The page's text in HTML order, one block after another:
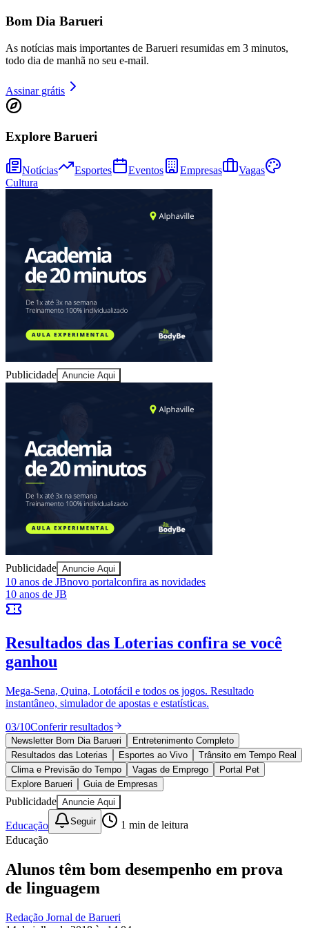
Juventude
Goiás
Bom Dia Barueri
As notícias mais importantes de Barueri resumidas em 3 minutos,
todo dia de manhã no seu e-mail.
Assinar grátis
Explore Barueri
Notícias Esportes Eventos Empresas
Vagas
Cultura
Publicidade Anuncie Aqui
Publicidade Anuncie Aqui
10 anos de JBnovo portalconfira as novidades
10 anos de JB
Resultados das Loterias confira se você
ganhou
Mega-Sena, Quina, Lotofácil e todos os jogos. Resultado
instantâneo, simulador de apostas e estatísticas.
03/10Conferir resultados
Newsletter Bom Dia Barueri
Entretenimento Completo
Resultados das Loterias
Esportes ao Vivo
Trânsito em Tempo Real
Clima e Previsão do Tempo
Vagas de Emprego
Portal Pet
Explore Barueri
Guia de Empresas
Publicidade Anuncie Aqui
Educação Seguir 1 min de leitura
Educação
Alunos têm bom desempenho em prova
de linguagem
Redação Jornal de Barueri